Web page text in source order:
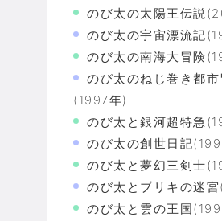
のび太の太陽王伝説
のび太の宇宙漂流記
のび太の南海大冒険
のび太のねじ巻き都市
(1997年)
のび太と銀河超特急
のび太の創世日記
のび太と夢幻三剣士
のび太とブリキの迷
のび太と雲の王国